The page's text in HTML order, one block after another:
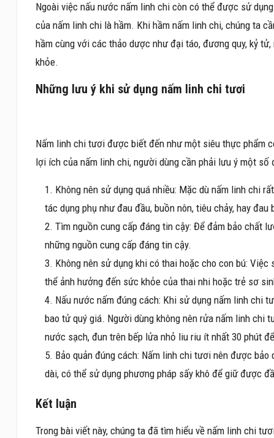
Ngoài việc nấu nước nấm linh chi còn có thể được sử
của nấm linh chi là hầm. Khi hầm nấm linh chi, chúng ta
hầm cùng với các thảo dược như đại táo, đương quy, kỷ
khỏe.
Những lưu ý khi sử dụng nấm linh chi tươi
Nấm linh chi tươi được biết đến như một siêu thực phẩm
lợi ích của nấm linh chi, người dùng cần phải lưu ý một số
Không nên sử dụng quá nhiều: Mặc dù nấm linh chi
tác dụng phụ như đau đầu, buồn nôn, tiêu chảy, hay đau
Tìm nguồn cung cấp đáng tin cậy: Để đảm bảo chất
những nguồn cung cấp đáng tin cậy.
Không nên sử dụng khi có thai hoặc cho con bú:
thể ảnh hưởng đến sức khỏe của thai nhi hoặc trẻ sơ
Nấu nước nấm đúng cách: Khi sử dụng nấm linh chi
bao tử quý giá. Người dùng không nên rửa nấm linh
nước sạch, đun trên bếp lửa nhỏ liu riu ít nhất 30 phút
Bảo quản đúng cách: Nấm linh chi tươi nên được
dài, có thể sử dụng phương pháp sấy khô để giữ được
Kết luận
Trong bài viết này, chúng ta đã tìm hiểu về nấm linh chi